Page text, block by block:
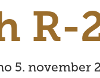
R-
5. november